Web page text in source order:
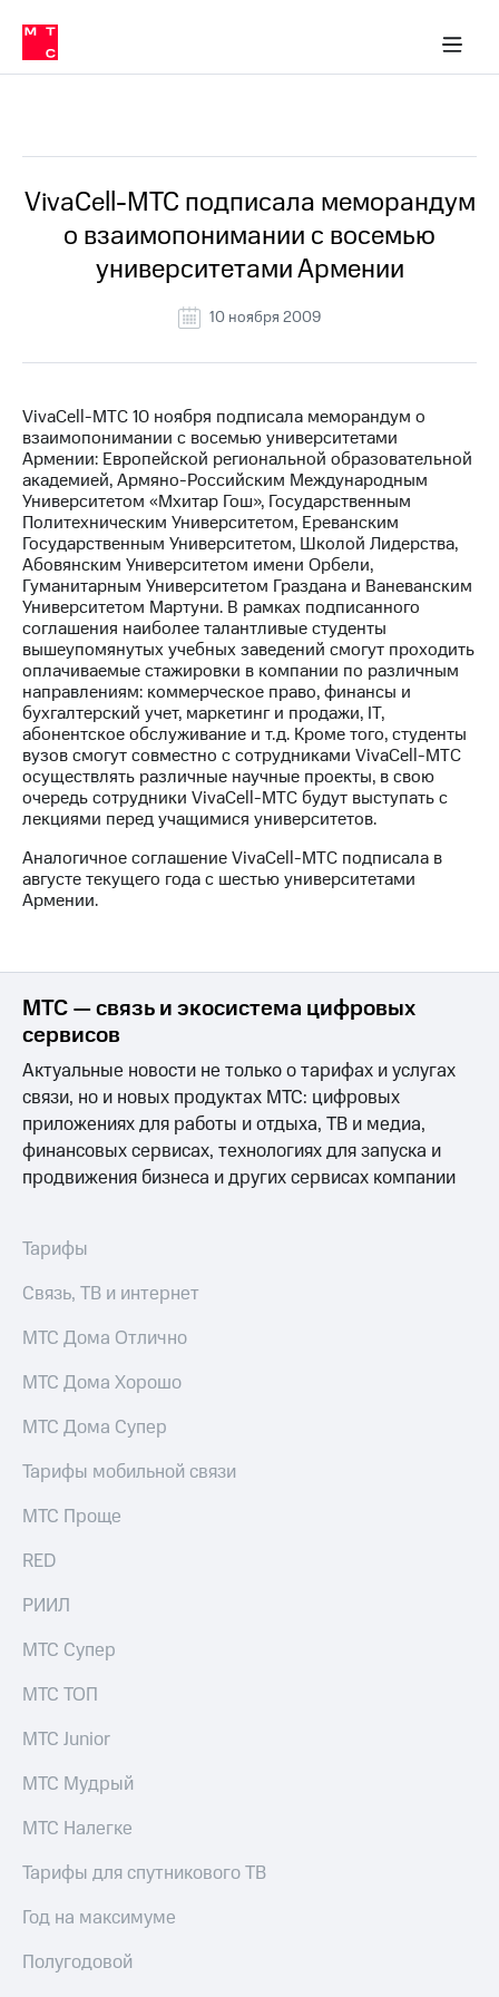
Медиа-центр
и акционерам
Устойчивое развитие
Комплаенс и деловая этика
компании
Карьера
История
компании
Руководство
информация
Контакты
Медиа-центр
Пресс-
релизы
МТС
о технологиях
Достижения
Интервью
Финансовая
отчетность
Контакты
Пригласить
спикера
и акционерам
Корпоративное
информации
акционерам
Документы
ПАО
"МТС"
Собрания
акционеров
Личный
и
Рынок
Программа
Порядок
акций
Дивиденды
Уведомление
погашении
облигаций
Реквизиты
развитие
На главную
в МТС
Пресс-
релизы
МТС
о технологиях
VivaCell-МТС подписала меморандум
о взаимопонимании с восемью
университетами Армении
10 ноября 2009
VivaCell-МТС 10 ноября подписала меморандум о
взаимопонимании с восемью университетами
Армении: Европейской региональной образовательной
академией, Армяно-Российским Международным
Университетом «Мхитар Гош», Государственным
Политехническим Университетом, Ереванским
Государственным Университетом, Школой Лидерства,
Абовянским Университетом имени Орбели,
Гуманитарным Университетом Граздана и Ваневанским
Университетом Мартуни. В рамках подписанного
соглашения наиболее талантливые студенты
вышеупомянутых учебных заведений смогут проходить
оплачиваемые стажировки в компании по различным
направлениям: коммерческое право, финансы и
бухгалтерский учет, маркетинг и продажи, IT,
абонентское обслуживание и т.д. Кроме того, студенты
вузов смогут совместно с сотрудниками VivaCell-МТС
осуществлять различные научные проекты, в свою
очередь сотрудники VivaCell-МТС будут выступать с
лекциями перед учащимися университетов.
Аналогичное соглашение VivaCell-МТС подписала в
августе текущего года с шестью университетами
Армении.
МТС — связь и экосистема цифровых
сервисов
Актуальные новости не только о тарифах и услугах
связи, но и новых продуктах МТС: цифровых
приложениях для работы и отдыха, ТВ и медиа,
финансовых сервисах, технологиях для запуска и
продвижения бизнеса и других сервисах компании
Тарифы
Связь, ТВ и интернет
МТС Дома Отлично
МТС Дома Хорошо
МТС Дома Супер
Тарифы мобильной связи
МТС Проще
RED
РИИЛ
МТС Супер
МТС ТОП
МТС Junior
МТС Мудрый
МТС Налегке
Тарифы для спутникового ТВ
Год на максимуме
Полугодовой